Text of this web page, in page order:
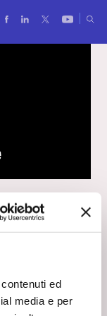
ed
media e per